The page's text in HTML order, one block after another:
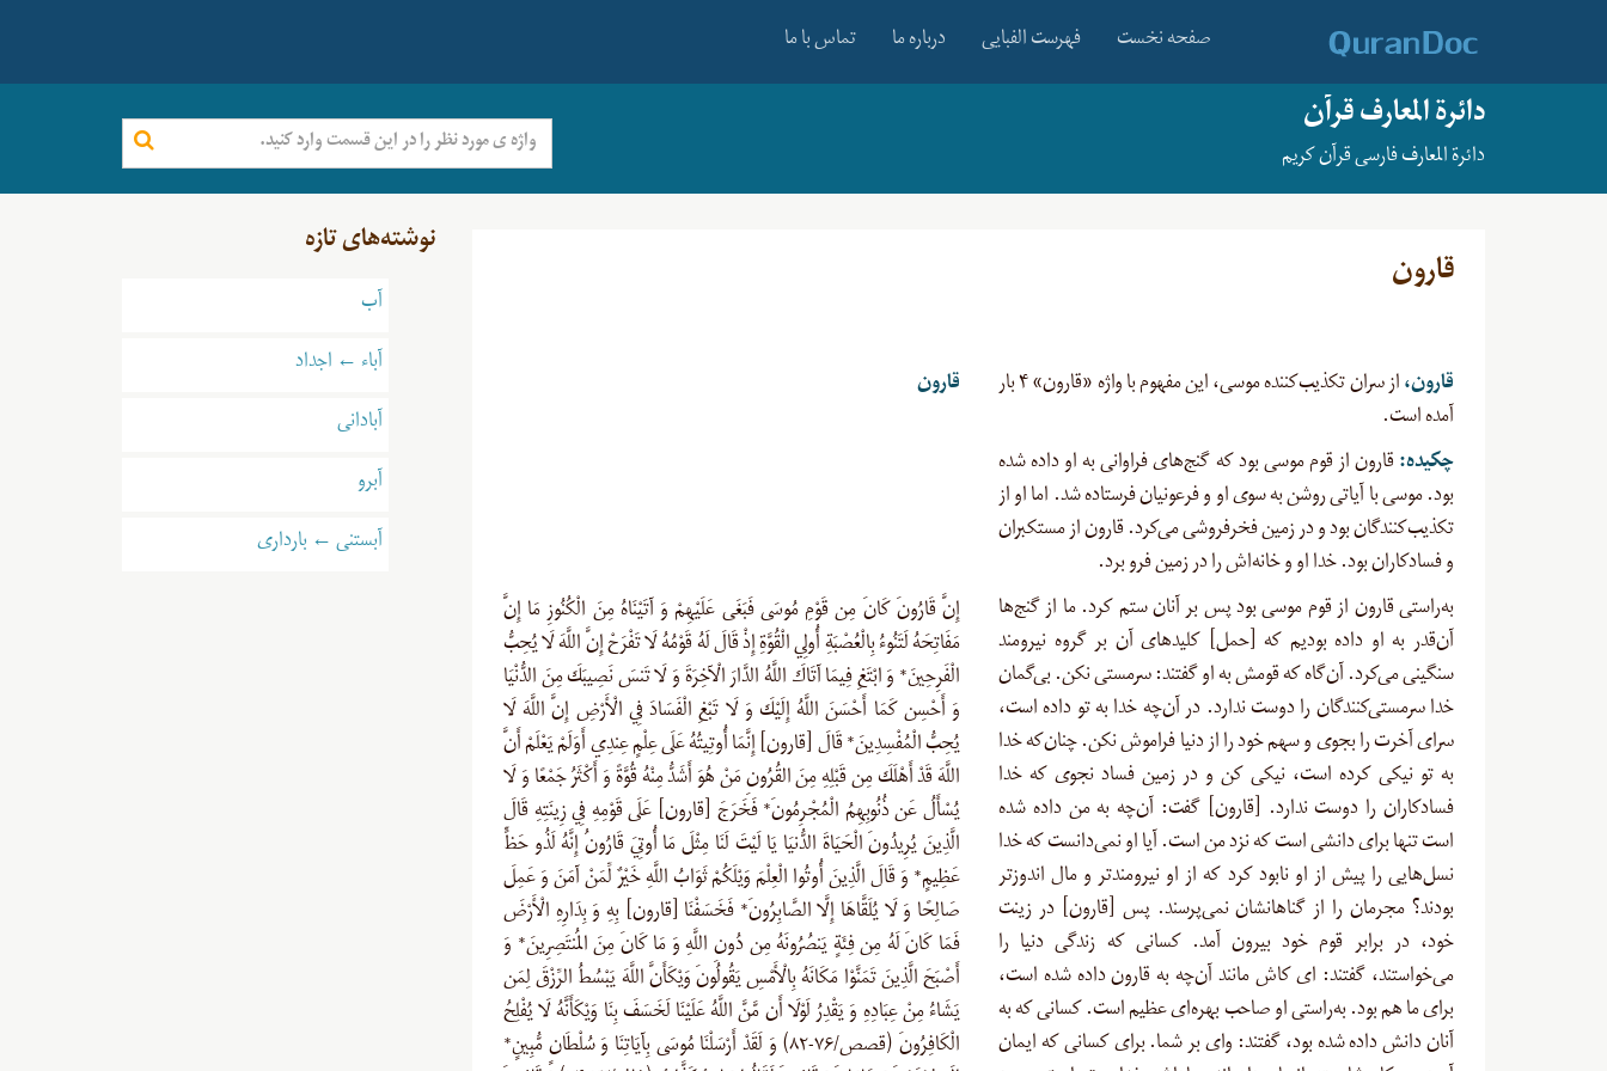
تماس با ما درباره ما فهرست الفبایی صفحه نخست
دائرة المعارف قرآن
دائرة المعارف فارسی قرآن کریم
قارون
قارون،
از سران تکذیب‌کننده موسی، این مفهوم با واژه «قارون» ۴ بار
آمده است.
چکیده: قارون از قوم موسی بود که گنج‌های فراوانی به او داده شده
بود. موسی با آیاتی روشن به سوی او و فرعونیان فرستاده شد. اما او از
تکذیب‌کنندگان بود و در زمین فخرفروشی می‌کرد. قارون از مستکبران
و فسادکاران بود. خدا او و خانه‌اش را در زمین فرو برد.
به‌راستی قارون از قوم موسی بود پس بر آنان ستم کرد. ما از گنج‌ها
آن‌قدر به او داده بودیم که [حمل] کلید‌های آن بر گروه نیرومند
سنگینی می‌کرد. آن‌گاه که قومش به او گفتند: سرمستی نکن. بی‌گمان
خدا سرمستی‌کنندگان را دوست ندارد. در آن‌چه خدا به تو داده است،
سرای آخرت را بجوی و سهم خود را از دنیا فراموش نکن. چنان‌که خدا
به تو نیکی کرده است، نیکی کن و در زمین فساد نجوی که خدا
فسادکاران را دوست ندارد. [قارون] گفت: آن‌چه به من داده‌ شده
است تنها برای دانشی است که نزد من است. آیا او نمی‌دانست که خدا
نسل‌هایى را پیش از او نابود کرد که از او نیرومندتر و مال ‏اندوزتر
بودند؟ مجرمان را از گناهانشان نمی‌پرسند. پس [قارون] در زینت
خود، در برابر قوم خود بیرون آمد. کسانی که زندگی دنیا را
می‌خواستند، گفتند: ای کاش مانند آن‌چه به قارون داده شده است،
برای ما هم بود. به‌راستی او صاحب بهره‌ای عظیم است. کسانی که به
آنان دانش داده شده بود، گفتند: وای بر شما. برای کسانی که ایمان
قارون
إِنَّ قَارُونَ كَانَ مِن قَوْمِ مُوسَى فَبَغَى عَلَيْهِمْ وَ آتَيْنَاهُ مِنَ الْكُنُوزِ مَا إِنَّ
مَفَاتِحَهُ لَتَنُوءُ بِالْعُصْبَةِ أُولِي الْقُوَّةِ إِذْ قَالَ لَهُ قَوْمُهُ لَا تَفْرَحْ إِنَّ اللَّهَ لَا يُحِبُّ
الْفَرِحِينَ* وَ ابْتَغِ فِيمَا آتَاكَ اللَّهُ الدَّارَ الْآخِرَةَ وَ لَا تَنسَ نَصِيبَكَ مِنَ الدُّنْيَا
وَ أَحْسِن كَمَا أَحْسَنَ اللَّهُ إِلَيْكَ وَ لَا تَبْغِ الْفَسَادَ فِي الْأَرْضِ إِنَّ اللَّهَ لَا
يُحِبُّ الْمُفْسِدِينَ* قَالَ [قارون] إِنَّمَا أُوتِيتُهُ عَلَى عِلْمٍ عِندِي أَوَلَمْ يَعْلَمْ أَنَّ
اللَّهَ قَدْ أَهْلَكَ مِن قَبْلِهِ مِنَ القُرُونِ مَنْ هُوَ أَشَدُّ مِنْهُ قُوَّةً وَ أَكْثَرُ جَمْعًا وَ لَا
يُسْأَلُ عَن ذُنُوبِهِمُ الْمُجْرِمُونَ* فَخَرَجَ [قارون] عَلَى قَوْمِهِ فِي زِينَتِهِ قَالَ
الَّذِينَ يُرِيدُونَ الْحَيَاةَ الدُّنيَا يَا لَيْتَ لَنَا مِثْلَ مَا أُوتِيَ قَارُونُ إِنَّهُ لَذُو حَظٍّ
عَظِيمٍ* وَ قَالَ الَّذِينَ أُوتُوا الْعِلْمَ وَيْلَكُمْ ثَوَابُ اللَّهِ خَيْرٌ لِّمَنْ آمَنَ وَ عَمِلَ
صَالِحًا وَ لَا يُلَقَّاهَا إِلَّا الصَّابِرُونَ* فَخَسَفْنَا [قارون] بِهِ وَ بِدَارِهِ الْأَرْضَ
فَمَا كَانَ لَهُ مِن فِئَةٍ يَنصُرُونَهُ مِن دُونِ اللَّهِ وَ مَا كَانَ مِنَ المُنتَصِرِينَ* وَ
أَصْبَحَ الَّذِينَ تَمَنَّوْا مَكَانَهُ بِالْأَمْسِ يَقُولُونَ وَيْكَأَنَّ اللَّهَ يَبْسُطُ الرِّزْقَ لِمَن
يَشَاءُ مِنْ عِبَادِهِ وَ يَقْدِرُ لَوْلَا أَن مَّنَّ اللَّهُ عَلَيْنَا لَخَسَفَ بِنَا وَيْكَأَنَّهُ لَا يُفْلِحُ
الْكَافِرُونَ (قصص/۷۶-۸۲) وَ لَقَدْ أَرْسَلْنَا مُوسَى بِآيَاتِنَا وَ سُلْطَانٍ مُّبِينٍ*
نوشته‌های تازه
آب
آباء ← اجداد
آبادانی
آبرو
آبستنی ← بارداری